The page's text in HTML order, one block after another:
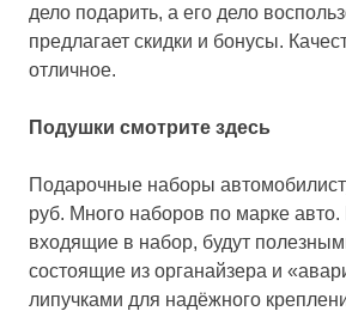
дело подарить, а его дело
предлагает скидки и бонусы.
отличное.
Подушки смотрите здесь
Подарочные наборы
руб. Много наборов по марке
входящие в набор, будут
состоящие из органайзера и
липучками для надёжного